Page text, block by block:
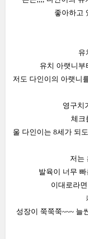
좋아하고
유
유치 아랫니
저도 다인이의 아랫니
영구치
체크
울 다인이는 8세가 되
저는
발육이 너무
이대로라
성장이 쭉쭉쭉~~~ 늘